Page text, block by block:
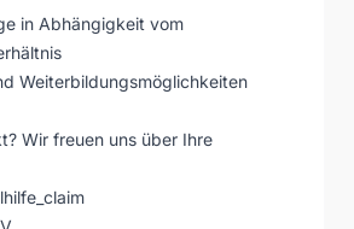
in Abhängigkeit vom
Weiterbildungsmöglichkeiten
Wir freuen uns über Ihre